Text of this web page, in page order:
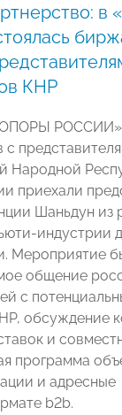
в
КНР
с
Народной
приехали
Шаньдун из
индустрии
Мероприятие
общение
с
обсуждение
и
программа
и адресные
b2b.